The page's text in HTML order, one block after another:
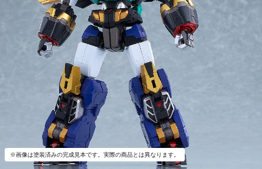
※画像は塗装済みの完成見本です。実際の商品とは異なります。